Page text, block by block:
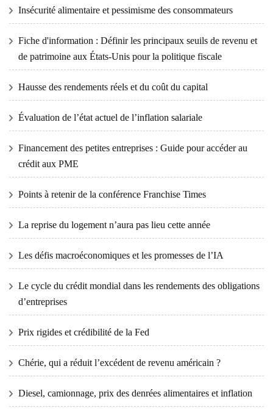
Insécurité alimentaire et pessimisme des consommateurs
Fiche d'information : Définir les principaux seuils de revenu et
de patrimoine aux États-Unis pour la politique fiscale
Hausse des rendements réels et du coût du capital
Évaluation de l’état actuel de l’inflation salariale
Financement des petites entreprises : Guide pour accéder au
crédit aux PME
Points à retenir de la conférence Franchise Times
La reprise du logement n’aura pas lieu cette année
Les défis macroéconomiques et les promesses de l’IA
Le cycle du crédit mondial dans les rendements des obligations
d’entreprises
Prix ​​​​rigides et crédibilité de la Fed
Chérie, qui a réduit l’excédent de revenu américain ?
Diesel, camionnage, prix des denrées alimentaires et inflation